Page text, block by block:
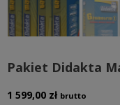
Pakiet Didakta
1 599,00 zł brutto